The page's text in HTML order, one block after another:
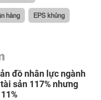
hàng EPS khủng
đồ nhân lực ngành
sản 117% nhưng